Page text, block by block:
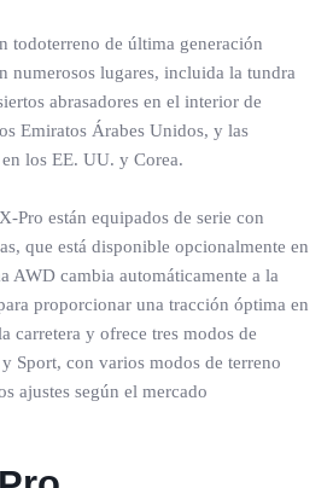
todoterreno de última generación
numerosos lugares, incluida la tundra
abrasadores en el interior de
Emiratos Árabes Unidos, y las
los EE. UU. y Corea.
Pro están equipados de serie con
que está disponible opcionalmente en
AWD cambia automáticamente a la
proporcionar una tracción óptima en
carretera y ofrece tres modos de
Sport, con varios modos de terreno
ajustes según el mercado